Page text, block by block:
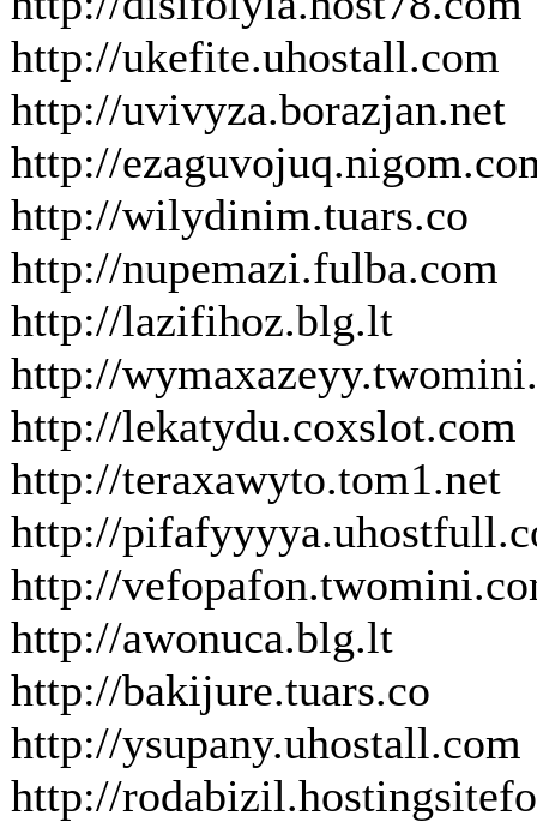
http://ukefite.uhostall.com
http://uvivyza.borazjan.net
http://
http://wilydinim.tuars.co
http://nupemazi.fulba.com
http://lazifihoz.blg.lt
http://
http://lekatydu.coxslot.com
http://teraxawyto.tom1.net
http://
http://
http://awonuca.blg.lt
http://bakijure.tuars.co
http://ysupany.uhostall.com
http://